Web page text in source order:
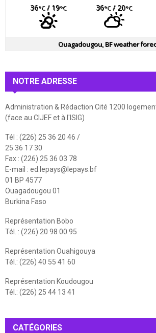
36°C/ 19°C 36°C/ 20°C
Ouagadougou, BFweather
NOTRE ADRESSE
Administration & Rédaction Cité 1200
(face au CIJEF et à l'ISIG)
Tél : (226) 25 36 20 46 /
25 36 17 30
Fax : (226) 25 36 03 78
E-mail : ed.lepays@lepays.bf
01 BP 4577
Ouagadougou 01
Burkina Faso
Représentation Bobo
Tél. : (226) 20 98 00 95
Représentation Ouahigouya
Tél.: (226) 40 55 41 60
Représentation Koudougou
Tél.: (226) 25 44 13 41
CATÉGORIES